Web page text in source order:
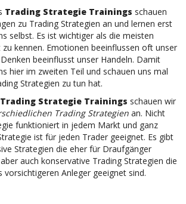
Trading Strategie Trainings schauen
zu Trading Strategien an und lernen erst
selbst. Es ist wichtiger als die meisten
zu kennen. Emotionen beeinflussen oft unser
beeinflusst unser Handeln. Damit
hier im zweiten Teil und schauen uns mal
Strategien zu tun hat.
Trading Strategie Trainings schauen wir
Trading Strategien an. Nicht
funktioniert in jedem Markt und ganz
ist für jeden Trader geeignet. Es gibt
Strategien die eher für Draufgänger
auch konservative Trading Strategien die
vorsichtigeren Anleger geeignet sind.